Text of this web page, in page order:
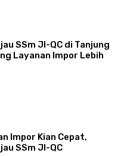
SSm JI-QC di Tanjung
Layanan Impor Lebih
Impor Kian Cepat,
SSm JI-QC